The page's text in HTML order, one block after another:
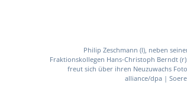
Philip Zeschmann (l), neben
Fraktionskollegen Hans-Christoph Berndt
freut sich über ihren Neuzuwachs
alliance/dpa |